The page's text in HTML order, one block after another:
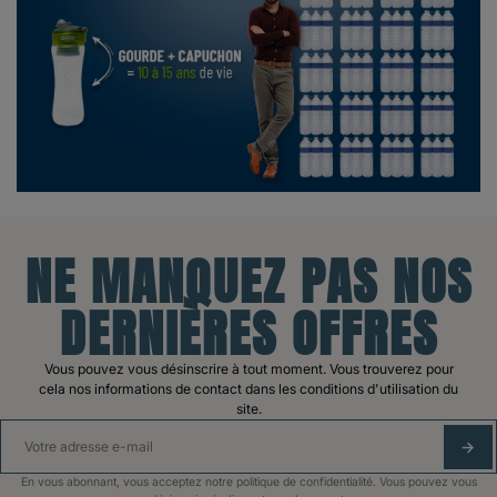
NE MANQUEZ PAS NOS
DERNIÈRES OFFRES
Vous pouvez vous désinscrire à tout moment. Vous trouverez pour
cela nos informations de contact dans les conditions d'utilisation du
site.
En vous abonnant, vous acceptez notre politique de confidentialité. Vous pouvez vous